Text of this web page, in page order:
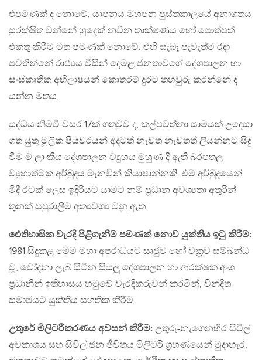
එපමණක් ද නොවේ, යාපනය මහජන පුස්තකාලයේ අනාගතය
සුරක්ෂිත වන්නේ හුදෙක් නවීන තාක්ෂණය හෝ පොත්පත්
එකතු කිරීම මත පමණක් නොවේ. එහි සැබෑ පැවැත්ම රඳා
පවතින්නේ රාජ්‍යය විසින් දෙමළ ජනතාවගේ දේශපාලන හා
සංස්කෘතික අභිලාෂයන් කොතරම් දුරට තහවුරු කරන්නේ ද
යන්න මතය.
යුද්ධය නිමවී වසර 17ක් ගතවුව ද, කල්පවත්නා සාමයක් උදෙසා
ගත යුතු මූලික පියවරයන් අදටත් නැවත නැවතත් ලියන්නට සිදු
වීම ම ලාංකීය දේශපාලන ව්‍යුහය මුහුණ දී ඇති බරපතල
ව්‍යුහාත්මක අර්බුදය මැනවින් කියාපාන්නකි. එම අර්බුදයෙන්
මිදී රටක් ලෙස ඉදිරියට යාමට නම් ප්‍රධාන අවශ්‍යතා අතුරින්
තුනක් සපුරාලීම අත්‍යවශ්‍ය වනු ඇත.
ඓතිහාසික වැරදි පිළිගැනීම පමණක් නොව යුක්තිය ඉටු කිරීම:
1981 සිදුකළ මෙම මහා අපරාධයට සෘජුව හෝ වක්‍රව සම්බන්ධ
වූ, චෝදනා ලැබ සිටින සියලු දේශපාලන හා ආරක්ෂක අංශ
ප්‍රධානීන් ඉතිහාසය හමුවේ වැරදිකරුවන් කරමින්, වින්දිත
සමාජයට යුක්තිය සහතික කිරීම.
උතුරේ මිලිටරීකරණය අවසන් කිරීම: උතුරු-නැගෙනහිර සිවිල්
අවකාශය සහ සිවිල් ජන ජීවිතය මිලිටරි ග්‍රහණයෙන් මුදාහැර,